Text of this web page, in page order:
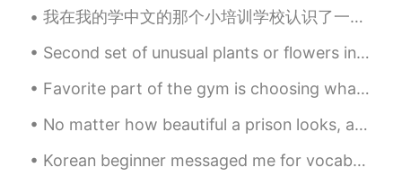
我在我的学中文的那个小培训学校认识了一个太极老师。她请我去他们的店体验一下太极，还有她有个古琴但不会调音，所以想找我的帮忙😄。最基本的太极是要站着，膝盖都弯，后背直。我这样站了一会儿，然后腿就开...
Second set of unusual plants or flowers in nature. Parrot Flower Parrot’s Beak Monkey Face Or...
Favorite part of the gym is choosing what to wear 👟👚🏋🏻‍♀️🧘🏻‍♂️🥊 What’s your favorite athletic br...
No matter how beautiful a prison looks, a prison is still a prison. Today is a beautiful day but ...
Korean beginner messaged me for vocabs😁😉 i can't reply individually so copy from it 🤗 sorry for ...